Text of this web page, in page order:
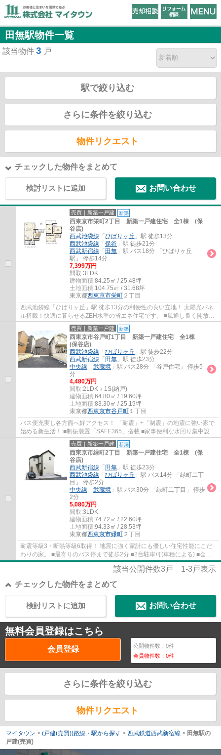
田無駅物件一覧
該当物件 3 戸
駅で絞り込む
さらに条件を絞り込む
物件リクエスト
チェックした物件をまとめて
検討リストに追加 お問い合わせ
売買｜新築一戸建 新築
西東京市栄町2丁目 新築一戸建住宅 全1棟 (保
谷店)
西武池袋線 「 ひばりヶ丘 」駅 徒歩13分
西武池袋線 「 保谷 」駅 徒歩21分
西武新宿線 「 田無 」駅 バス18分 「ひばりヶ丘
駅」 停歩14分
7,399万円
間取:3LDK
建物面積:84.25㎡ / 25.48坪
土地面積:104.75㎡ / 31.68坪
東京都西東京市栄町 ２丁目
西武池袋線「ひばりヶ丘」駅 徒歩13分の利便性の良い立地！ 太陽光パネ
ル搭載！快適に暮らせるZEH水準の省エネ住宅です。 ■風通し良く開放的
な角地 ■2台駐車可(車種による) ■家事便利...
売買｜新築一戸建 新築
西東京市谷戸町1丁目 新築一戸建住宅 全1棟
(保谷店)
西武池袋線 「 ひばりヶ丘 」駅 徒歩22分
西武新宿線 「 田無 」駅 徒歩23分
中央線 「 武蔵境 」駅 バス28分 「谷戸住宅」 停歩5
分
4,480万円
間取:2LDK＋1S(納戸)
建物面積:64.80㎡ / 19.60坪
土地面積:83.30㎡ / 25.19坪
東京都西東京市谷戸町 １丁目
バス便充実し各方面へ好アクセス！ 「耐震」+「制震」の地震に強い家で
始める新生活！ ■制振装置「SAFE365」搭載 ■家事便利な水回り集中設計
■プライバシー重視の2階リビング ■浄水器...
売買｜新築一戸建 新築
西東京市緑町2丁目 新築一戸建住宅 全1棟 (保
谷店)
西武新宿線 「 田無 」駅 徒歩23分
西武池袋線 「 ひばりヶ丘 」駅 バス14分 「緑町二丁
目」 停歩2分
中央線 「 武蔵境 」駅 バス30分 「緑町二丁目」 停歩
2分
5,080万円
間取:3LDK
建物面積:74.72㎡ / 22.60坪
土地面積:94.33㎡ / 28.53坪
東京都西東京市緑町 ２丁目
耐震等級3・断熱等級6取得！ 地震に強く家計にも優しい住宅性能にこだ
わりの家。 ■最寄りのバス停まで徒歩2分 ■2台駐車可(車種による) ■会話
が弾む対面式キッチン ■陽当たり良好な南...
該当公開件数3 戸 1-3 戸表示
チェックした物件をまとめて
お問い合わせ
検討リストに追加
無料会員登録はこちら
会員登録 公開物件数：0件
会員物件数：0件
さらに条件を絞り込む
物件リクエスト
マイタウン > (戸建(売買))路線・駅から探す > 西武鉄道西武新宿線 > 田無駅の
戸建(売買)